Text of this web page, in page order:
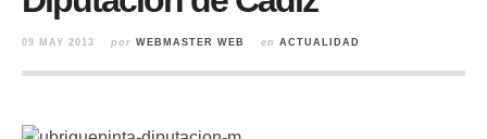
09 MAY 2013 por WEBMASTER WEB en ACTUALIDAD